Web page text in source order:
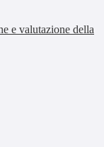
e valutazione della